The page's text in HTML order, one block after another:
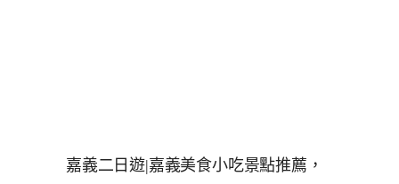
嘉義二日遊|嘉義美食小吃景點推薦，